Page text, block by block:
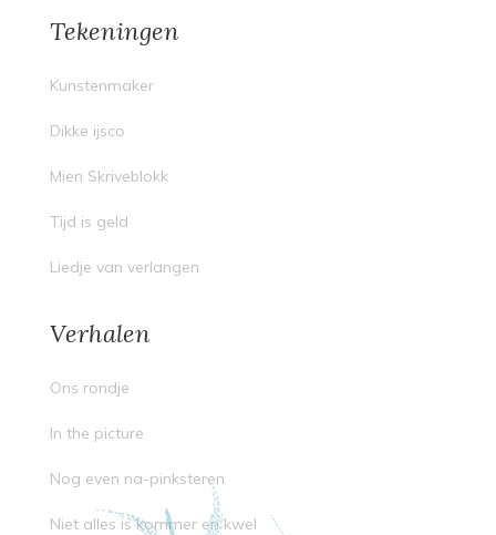
Tekeningen
Kunstenmaker
Dikke ijsco
Mien Skriveblokk
Tijd is geld
Liedje van verlangen
Verhalen
Ons rondje
In the picture
Nog even na-pinksteren
Niet alles is kommer en kwel